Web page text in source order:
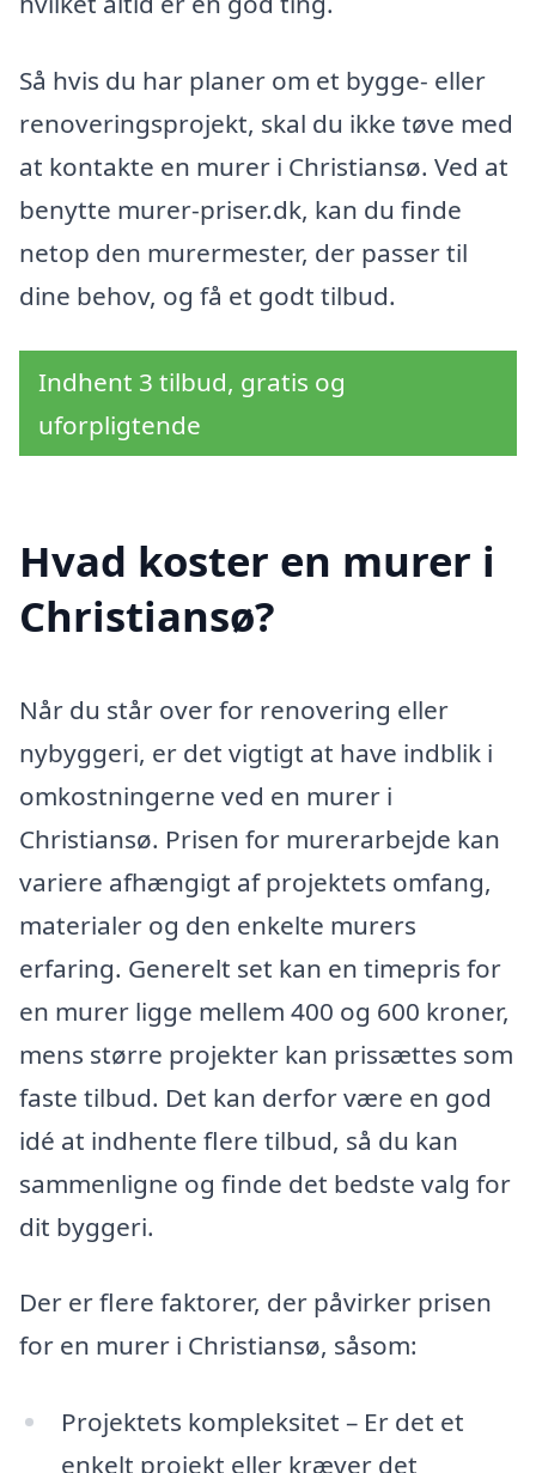
Så hvis du har planer om et bygge- eller
renoveringsprojekt, skal du ikke tøve med
at kontakte en murer i Christiansø. Ved at
benytte murer-priser.dk, kan du finde
netop den murermester, der passer til
dine behov, og få et godt tilbud.
Indhent 3 tilbud, gratis og
uforpligtende
Hvad koster en murer i
Christiansø?
Når du står over for renovering eller
nybyggeri, er det vigtigt at have indblik i
omkostningerne ved en murer i
Christiansø. Prisen for murerarbejde kan
variere afhængigt af projektets omfang,
materialer og den enkelte murers
erfaring. Generelt set kan en timepris for
en murer ligge mellem 400 og 600 kroner,
mens større projekter kan prissættes som
faste tilbud. Det kan derfor være en god
idé at indhente flere tilbud, så du kan
sammenligne og finde det bedste valg for
dit byggeri.
Der er flere faktorer, der påvirker prisen
for en murer i Christiansø, såsom:
Projektets kompleksitet – Er det et
enkelt projekt eller kræver det